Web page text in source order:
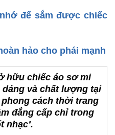
để sắm được chiếc
hảo cho phái mạnh
hữu chiếc áo sơ mi
và chất lượng tại
cách thời trang
đẳng cấp chỉ trong
nhạc’.